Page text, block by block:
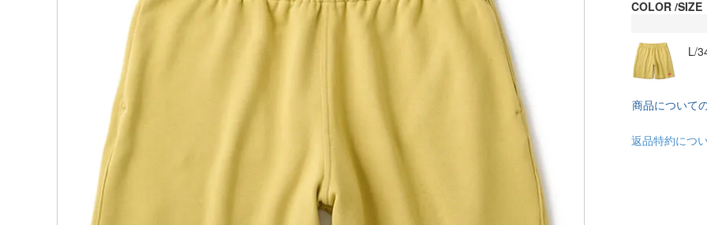
COLOR SIZE
L/
商品について
返品特約につ